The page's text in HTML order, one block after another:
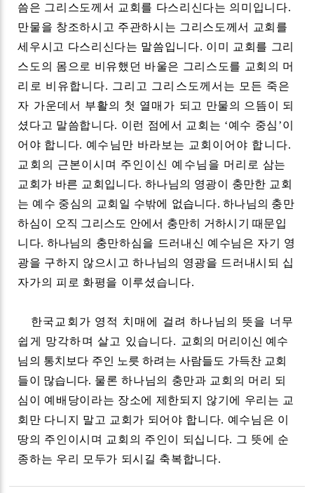
씀은 그리스도께서 교회를 다스리신다는 의미입니다.
만물을 창조하시고 주관하시는 그리스도께서 교회를
세우시고 다스리신다는 말씀입니다. 이미 교회를 그리
스도의 몸으로 비유했던 바울은 그리스도를 교회의 머
리로 비유합니다. 그리고 그리스도께서는 모든 죽은
자 가운데서 부활의 첫 열매가 되고 만물의 으뜸이 되
셨다고 말씀합니다. 이런 점에서 교회는 ‘예수 중심 ’이
어야 합니다. 예 수님만 바라보는 교회이어야 합니다.
교회의 근본이시며 주인이신 예수님을 머리로삼는
교회가 바른 교회입니다.하나님의 영광이 충만한 교회
는 예수 중심의 교회일 수밖에
없습니다.하나님의 충만
하심이 오직 그리스도 안에서 충만히 거하시기 때문입
니다. 하나님의 충만하심을 드러내신 예수님은 자기 영
광을 구하지 않으시고 하나님의 영광을 드러내시되 십
자가의 피로 화평을 이루셨습니다.
한국교회가 영적 치매에 걸려 하나님의 뜻을 너무
쉽게 망각하며 살고 있습니다. 교회의 머리이신 예수
님의 통치보다 주인 노릇 하려는 사람들도 가득찬 교회
들이 많습니다. 물론 하나님의 충만과 교회의 머리 되
심이 예배당이라는 장소에 제한되지 않기에 우리는 교
회만 다니지 말고 교회가 되어야 합니다. 예수님은 이
땅의 주인이시며 교회의 주인이 되십니다. 그 뜻에 순
종하는 우리 모두가 되시길 축복합니다.